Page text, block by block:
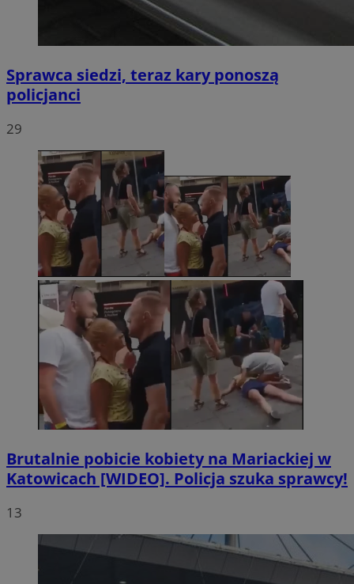
Sprawca siedzi, teraz kary ponoszą
policjanci
29
Brutalnie pobicie kobiety na Mariackiej w
Katowicach [WIDEO]. Policja szuka sprawcy!
13